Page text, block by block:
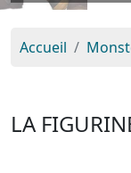
Accueil
LA